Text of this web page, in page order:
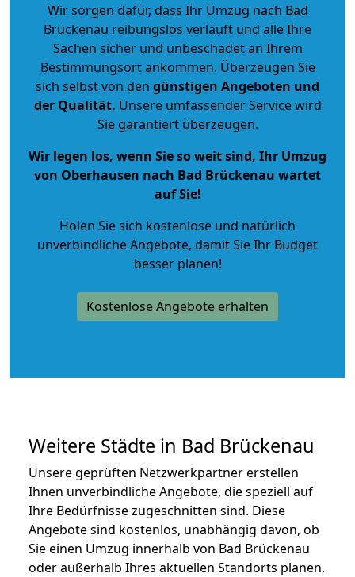
Wir sorgen dafür, dass Ihr Umzug nach Bad
Brückenau reibungslos verläuft und alle Ihre
Sachen sicher und unbeschadet an Ihrem
Bestimmungsort ankommen. Überzeugen Sie
sich selbst von den günstigen Angeboten und
der Qualität. Unsere umfassender Service wird
Sie garantiert überzeugen.
Wir legen los, wenn Sie so weit sind, Ihr Umzug
von Oberhausen nach Bad Brückenau wartet
auf Sie!
Holen Sie sich kostenlose und natürlich
unverbindliche Angebote, damit Sie Ihr Budget
besser planen!
Kostenlose Angebote erhalten
Weitere Städte in Bad Brückenau
Unsere geprüften Netzwerkpartner erstellen
Ihnen unverbindliche Angebote, die speziell auf
Ihre Bedürfnisse zugeschnitten sind. Diese
Angebote sind kostenlos, unabhängig davon, ob
Sie einen Umzug innerhalb von Bad Brückenau
oder außerhalb Ihres aktuellen Standorts planen.